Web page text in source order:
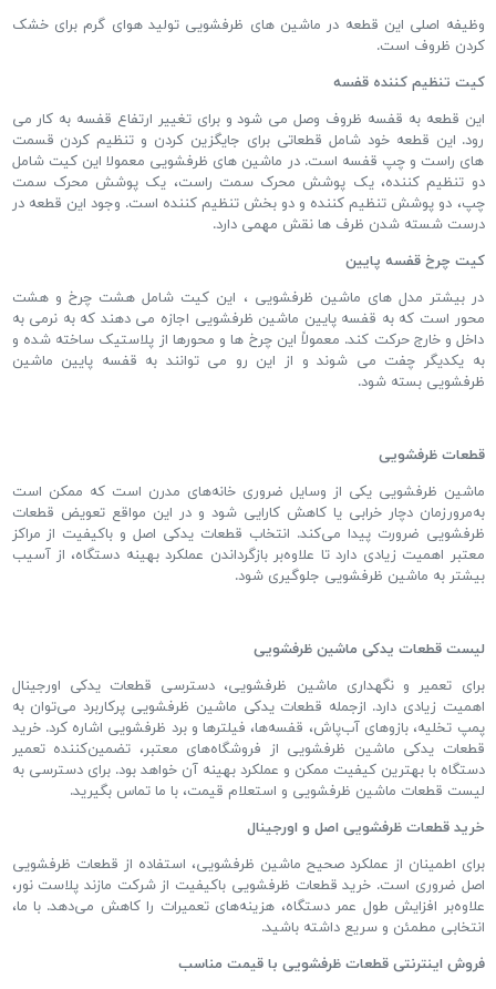
وظیفه اصلی این قطعه در ماشین های ظرفشویی تولید هوای گرم برای خشک
کردن ظروف است.
کیت تنظیم کننده قفسه
این قطعه به قفسه ظروف وصل می شود و برای تغییر ارتفاع قفسه به کار می
رود. این قطعه خود شامل قطعاتی برای جایگزین کردن و تنظیم کردن قسمت
های راست و چپ قفسه است. در ماشین های ظرفشویی معمولا این کیت شامل
دو تنظیم کننده، یک پوشش محرک سمت راست، یک پوشش محرک سمت
چپ، دو پوشش تنظیم کننده و دو بخش تنظیم کننده است. وجود این قطعه در
درست شسته شدن ظرف ها نقش مهمی دارد.
کیت چرخ قفسه پایین
در بیشتر مدل های ماشین ظرفشویی ، این کیت شامل هشت چرخ و هشت
محور است که به قفسه پایین ماشین ظرفشویی اجازه می دهند که به نرمی به
داخل و خارج حرکت کند. معمولاً این چرخ ها و محورها از پلاستیک ساخته شده و
به یکدیگر چفت می شوند و از این رو می ‌توانند به قفسه پایین ماشین
ظرفشویی بسته شود.
قطعات ظرفشویی
ماشین ظرفشویی یکی از وسایل ضروری خانههای مدرن است که ممکن است
بهمرورزمان دچار خرابی یا کاهش کارایی شود و در این مواقع تعویض قطعات
ظرفشویی ضرورت پیدا میکند. انتخاب قطعات یدکی اصل و باکیفیت از مراکز
معتبر اهمیت زیادی دارد تا علاوهبر بازگرداندن عملکرد بهینه دستگاه، از آسیب
بیشتر به ماشین ظرفشویی جلوگیری شود.
لیست قطعات یدکی ماشین ظرفشویی
برای تعمیر و نگهداری ماشین ظرفشویی، دسترسی قطعات یدکی اورجینال
اهمیت زیادی دارد. ازجمله قطعات یدکی ماشین ظرفشویی پرکاربرد میتوان به
پمپ تخلیه، بازوهای آبپاش، قفسهها، فیلترها و برد ظرفشویی اشاره کرد.خرید
قطعات یدکی ماشین ظرفشویی از فروشگاههای معتبر، تضمینکننده تعمیر
دستگاه با بهترین کیفیت ممکن و عملکرد بهینه آن خواهد بود.برای دسترسی به
لیست قطعات ماشین ظرفشویی و استعلام قیمت، با ما تماس بگیرید.
خرید قطعات ظرفشویی اصل و اورجینال
برای اطمینان از عملکرد صحیح ماشین ظرفشویی، استفاده از قطعات ظرفشویی
اصل ضروری است. خرید قطعات ظرفشویی باکیفیت از شرکت مازند پلاست نور،
علاوهبر افزایش طول عمر دستگاه، هزینههای تعمیرات را کاهش میدهد.با ما،
انتخابی مطمئن و سریع داشته باشید.
فروش اینترنتی قطعات ظرفشویی با قیمت مناسب